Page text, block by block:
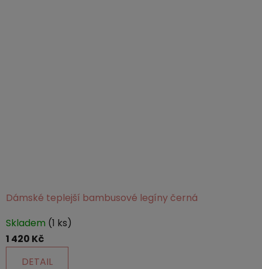
Dámské teplejší bambusové legíny černá
hodnocení
produktu
Skladem (1 ks)
1 420 Kč
DETAIL